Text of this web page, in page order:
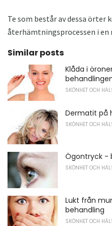
Te som består av dessa örter
återhämtningsprocessen i en
Similar posts
Klåda i
SKÖNHET OCH
Dermatit på
SKÖNHET OCH
Ögontryck -
SKÖNHET OCH
Lukt från
behandling
SKÖNHET OCH